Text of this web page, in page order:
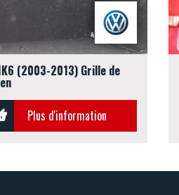
(2003-2013) Grille de
Plus d'information